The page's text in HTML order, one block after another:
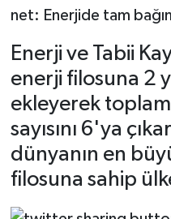
net: Enerjide tam
Enerji ve Tabii
enerji filosuna 2
ekleyerek
sayısını 6'ya
dünyanın en
filosuna sahip